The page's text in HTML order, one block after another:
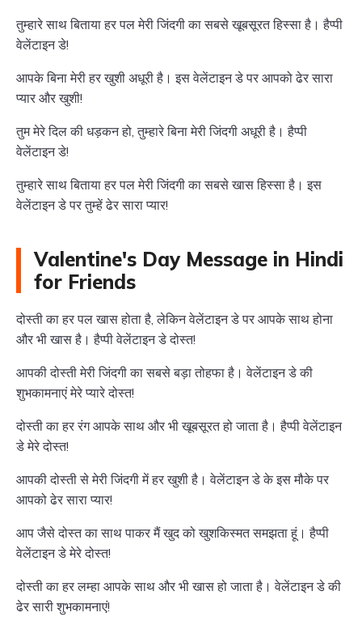
तुम्हारे साथ बिताया हर पल मेरी जिंदगी का सबसे खूबसूरत हिस्सा है। हैप्पी
वेलेंटाइन डे!
आपके बिना मेरी हर खुशी अधूरी है। इस वेलेंटाइन डे पर आपको ढेर सारा
प्यार और खुशी!
तुम मेरे दिल की धड़कन हो, तुम्हारे बिना मेरी जिंदगी अधूरी है। हैप्पी
वेलेंटाइन डे!
तुम्हारे साथ बिताया हर पल मेरी जिंदगी का सबसे खास हिस्सा है। इस
वेलेंटाइन डे पर तुम्हें ढेर सारा प्यार!
Valentine's Day Message in Hindi
for Friends
दोस्ती का हर पल खास होता है, लेकिन वेलेंटाइन डे पर आपके साथ होना
और भी खास है। हैप्पी वेलेंटाइन डे दोस्त!
आपकी दोस्ती मेरी जिंदगी का सबसे बड़ा तोहफा है। वेलेंटाइन डे की
शुभकामनाएं मेरे प्यारे दोस्त!
दोस्ती का हर रंग आपके साथ और भी खूबसूरत हो जाता है। हैप्पी वेलेंटाइन
डे मेरे दोस्त!
आपकी दोस्ती से मेरी जिंदगी में हर खुशी है। वेलेंटाइन डे के इस मौके पर
आपको ढेर सारा प्यार!
आप जैसे दोस्त का साथ पाकर मैं खुद को खुशकिस्मत समझता हूं। हैप्पी
वेलेंटाइन डे मेरे दोस्त!
दोस्ती का हर लम्हा आपके साथ और भी खास हो जाता है। वेलेंटाइन डे की
ढेर सारी शुभकामनाएं!